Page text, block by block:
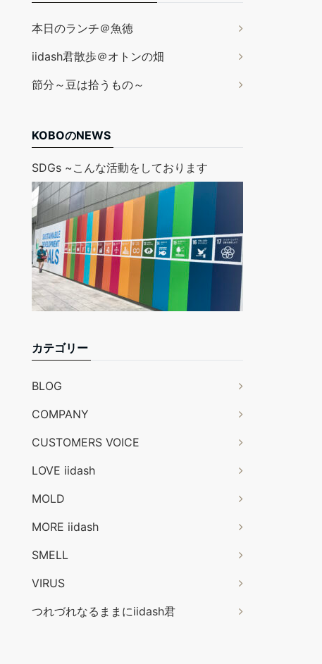
本日のランチ＠魚徳
iidash君散歩＠オトンの畑
節分～豆は拾うもの～
KOBOのNEWS
SDGs ~こんな活動をしております
カテゴリー
BLOG
COMPANY
CUSTOMERS VOICE
LOVE iidash
MOLD
MORE iidash
SMELL
VIRUS
つれづれなるままにiidash君